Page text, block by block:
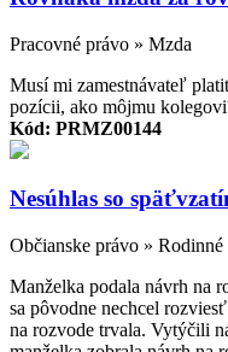
Pracovné právo » Mzda
Musí mi zamestnávateľ
pozícii, ako môjmu
Kód: PRMZ00144
Nesúhlas so
Občianske právo » Rodinné
Manželka podala návrh na
sa pôvodne nechcel
na rozvode trvala. Vytýčili